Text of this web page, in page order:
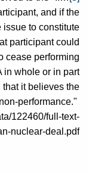
and if the
to constitute
participant could
cease performing
in whole or in part
it believes the
performance."
122460/full-text-
nuclear-deal.pdf